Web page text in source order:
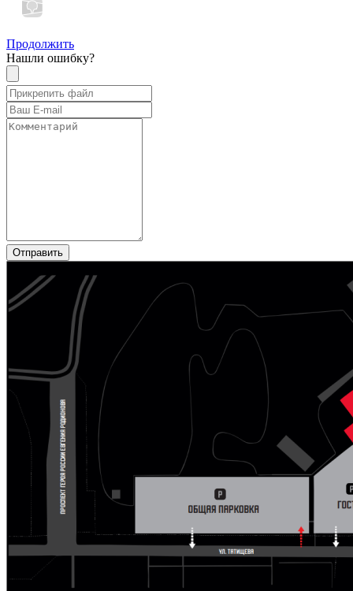
Продолжить
Нашли ошибку?